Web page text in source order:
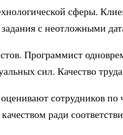
сферы.
с неотложными
Программист
сил. Качество
оценивают сотрудников
ради